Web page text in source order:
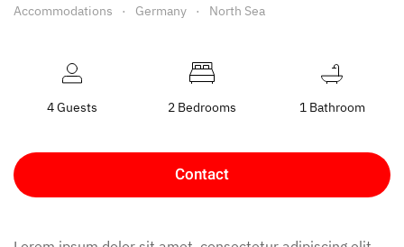
Accommodations Germany North Sea
4 Guests 2 Bedrooms 1 Bathroom
Contact